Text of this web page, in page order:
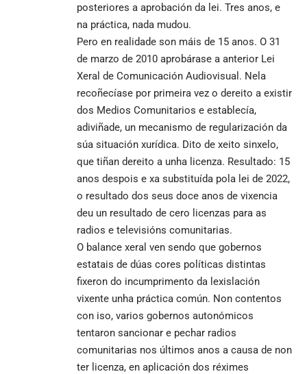
posteriores a aprobación da lei. Tres anos, e
na práctica, nada mudou.
Pero en realidade son máis de 15 anos. O 31
de marzo de 2010 aprobárase a anterior Lei
Xeral de Comunicación Audiovisual. Nela
recoñecíase por primeira vez o dereito a existir
dos Medios Comunitarios e establecía,
adiviñade, un mecanismo de regularización da
súa situación xurídica. Dito de xeito sinxelo,
que tiñan dereito a unha licenza. Resultado: 15
anos despois e xa substituída pola lei de 2022,
o resultado dos seus doce anos de vixencia
deu un resultado de cero licenzas para as
radios e televisións comunitarias.
O balance xeral ven sendo que gobernos
estatais de dúas cores políticas distintas
fixeron do incumprimento da lexislación
vixente unha práctica común. Non contentos
con iso, varios gobernos autonómicos
tentaron sancionar e pechar radios
comunitarias nos últimos anos a causa de non
ter licenza, en aplicación dos réximes